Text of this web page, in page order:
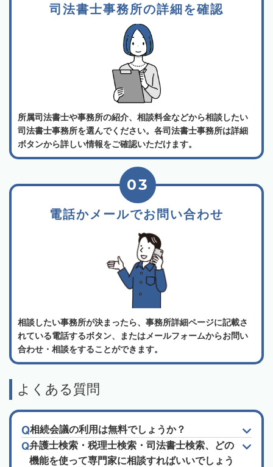
司法書士事務所の詳細を確認
所属司法書士や事務所の紹介、相談料金などから相談したい
司法書士事務所を選んでください。各司法書士事務所は詳細
ボタンから詳しい情報をご確認いただけます。
電話かメールでお問い合わせ
03
相談したい事務所が決まったら、事務所詳細ページに記載さ
れている電話するボタン、またはメールフォームからお問い
合わせ・相談をすることができます。
よくある質問
相続会議の利用は無料でしょうか？
弁護士検索・税理士検索・司法書士検索、どの
機能を使って専門家に相談すればいいでしょう